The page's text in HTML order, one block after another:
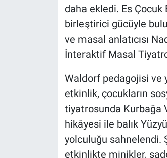
daha ekledi. Es
birleştirici gücüyle
ve masal anlatıcısı
İnteraktif Masal
Waldorf pedagojisi ve
etkinlik, çocukların
tiyatrosunda Kurbağa
hikâyesi ile balık
yolculuğu sahnelendi.
etkinlikte minikler,